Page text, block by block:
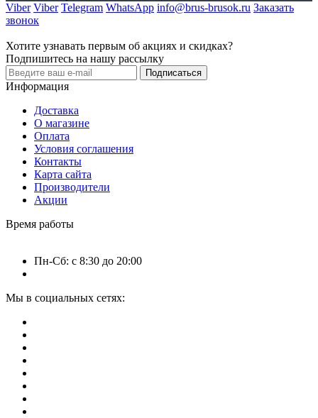
Viber Viber Telegram WhatsApp info@brus-brusok.ru Заказать
звонок
Хотите узнавать первым об акциях и скидках?
Подпишитесь на нашу рассылку
Подписаться
Информация
Доставка
О магазине
Оплата
Условия соглашения
Контакты
Карта сайта
Производители
Акции
Время работы
Пн-Сб: с 8:30 до 20:00
Мы в социальных сетях: